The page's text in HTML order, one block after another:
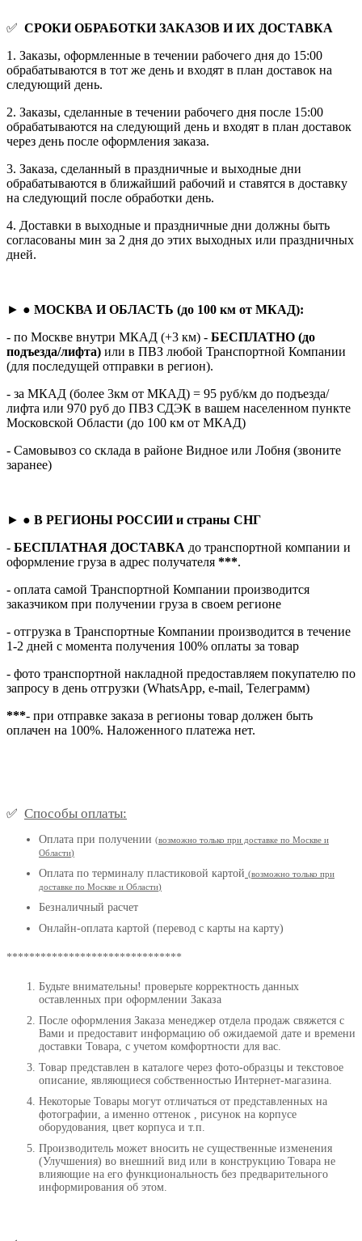
✅ СРОКИ ОБРАБОТКИ ЗАКАЗОВ И ИХ ДОСТАВКА
1. Заказы, оформленные в течении рабочего дня до 15:00
обрабатываются в тот же день и входят в план доставок на
следующий день.
2. Заказы, сделанные в течении рабочего дня после 15:00
обрабатываются на следующий день и входят в план доставок
через день после оформления заказа.
3. Заказа, сделанный в праздничные и выходные дни
обрабатываются в ближайший рабочий и ставятся в доставку
на следующий после обработки день.
4. Доставки в выходные и праздничные дни должны быть
согласованы мин за 2 дня до этих выходных или праздничных
дней.
► ● МОСКВА И ОБЛАСТЬ (до 100 км от МКАД):
- по Москве внутри МКАД (+3 км) - БЕСПЛАТНО (до
подъезда/лифта) или в ПВЗ любой Транспортной Компании
(для последущей отправки в регион).
- за МКАД (более 3км от МКАД) = 95 руб/км до подъезда/
лифта или 970 руб до ПВЗ СДЭК в вашем населенном пункте
Московской Области (до 100 км от МКАД)
- Самовывоз со склада в районе Видное или Лобня (звоните
заранее)
► ● В РЕГИОНЫ РОССИИ и страны СНГ
- БЕСПЛАТНАЯ ДОСТАВКА до транспортной компании и
оформление груза в адрес получателя ***.
- оплата самой Транспортной Компании производится
заказчиком при получении груза в своем регионе
- отгрузка в Транспортные Компании производится в течение
1-2 дней с момента получения 100% оплаты за товар
- фото транспортной накладной предоставляем покупателю по
запросу в день отгрузки (WhatsApp, e-mail, Телеграмм)
***- при отправке заказа в регионы товар должен быть
оплачен на 100%. Наложенного платежа нет.
✅ Способы оплаты:
Оплата при получении (возможно только при доставке по Москве и
Области)
Оплата по терминалу пластиковой картой (возможно только при
доставке по Москве и Области)
Безналичный расчет
Онлайн-оплата картой (перевод с карты на карту)
*******************************
Будьте внимательны! проверьте корректность данных
оставленных при оформлении Заказа
После оформления Заказа менеджер отдела продаж свяжется с
Вами и предоставит информацию об ожидаемой дате и времени
доставки Товара, с учетом комфортности для вас.
Товар представлен в каталоге через фото-образцы и текстовое
описание, являющиеся собственностью Интернет-магазина.
Некоторые Товары могут отличаться от представленных на
фотографии, а именно оттенок , рисунок на корпусе
оборудования, цвет корпуса и т.п.
Производитель может вносить не существенные изменения
(Улучшения) во внешний вид или в конструкцию Товара не
влияющие на его функциональность без предварительного
информирования об этом.